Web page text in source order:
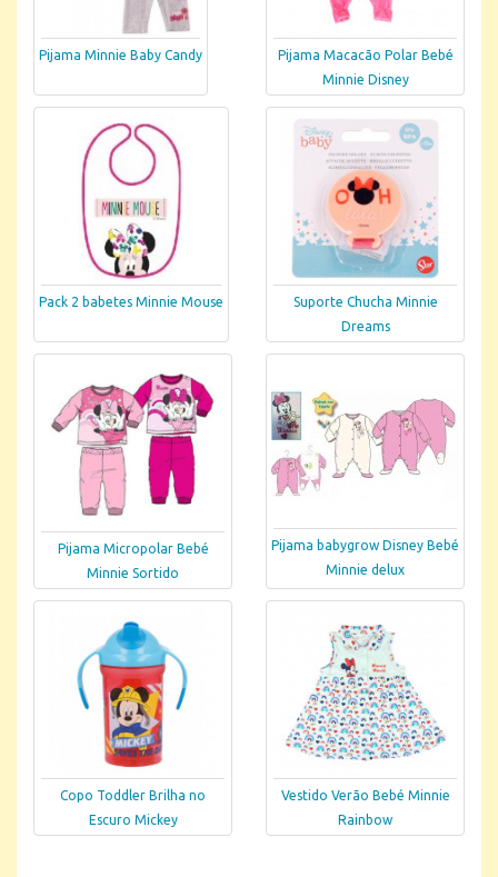
Pijama Minnie Baby Candy
Pijama Macacão Polar Bebé
Minnie Disney
Pack 2 babetes Minnie Mouse
Suporte Chucha Minnie
Dreams
Pijama Micropolar Bebé
Minnie Sortido
Pijama babygrow Disney Bebé
Minnie delux
Copo Toddler Brilha no
Escuro Mickey
Vestido Verão Bebé Minnie
Rainbow